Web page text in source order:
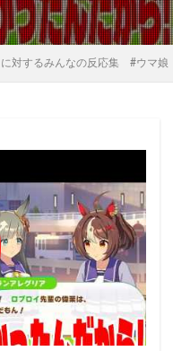
に対するみんなの反応集 #ウ